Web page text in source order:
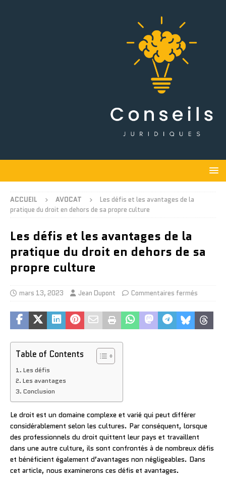
ACCUEIL AVOCAT
Les défis et les avantages de la
pratique du droit en dehors de sa propre culture
Les défis et les avantages de la
pratique du droit en dehors de sa
propre culture
mars 13, 2023 Jean Dupont Commentaires fermés
Table of Contents
Les défis
Les avantages
Conclusion
Le droit est un domaine complexe et varié qui peut différer
considérablement selon les cultures. Par conséquent, lorsque
des professionnels du droit quittent leur pays et travaillent
dans une autre culture, ils sont confrontés à de nombreux défis
et bénéficient également d’avantages non négligeables. Dans
cet article, nous examinerons ces défis et avantages.